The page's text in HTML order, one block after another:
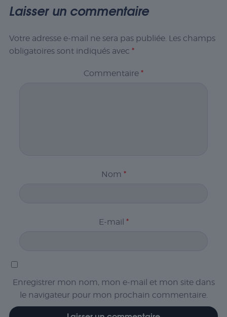
Laisser un commentaire
Votre adresse e-mail ne sera pas publiée. Les champs
obligatoires sont indiqués avec *
Commentaire *
Nom *
E-mail *
Enregistrer mon nom, mon e-mail et mon site dans
le navigateur pour mon prochain commentaire.